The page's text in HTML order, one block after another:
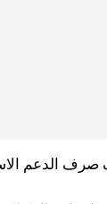
صرف الدعم